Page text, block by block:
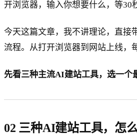
开浏览器，输入你想要什么，等30
今天这篇文章，我不讲理论，直接
流程。从打开浏览器到网站上线，
先看三种主流AI建站工具，选一个
02 三种AI建站工具，怎么